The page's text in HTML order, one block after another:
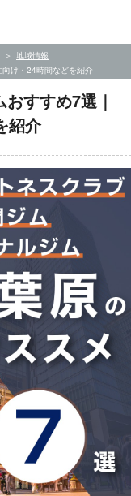
地域情報
け・24時間などを紹介
すすめ7選｜
紹介